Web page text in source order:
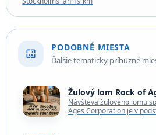
wallpaper
PODOBNÉ MIESTA
Ďalšie tematicky príbuzné
Žulový lom Rock of
Návšteva žulového lomu
Ages Corporation je v